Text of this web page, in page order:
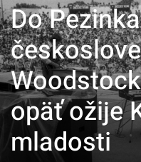
Do
opäť ožije
mladosti